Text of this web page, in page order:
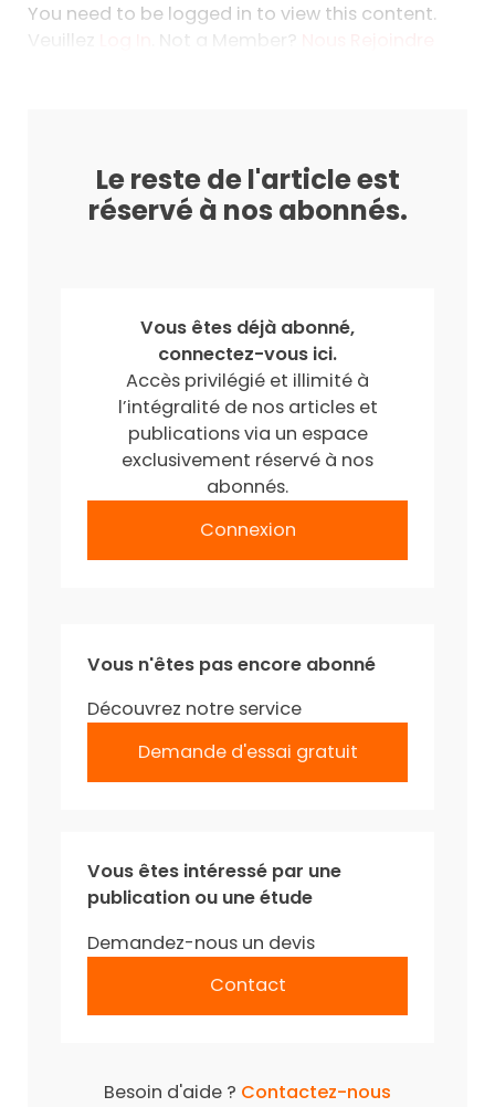
You need to be logged in to view this content.
Veuillez
. Not a Member?
Le reste de l'article est
réservé à nos abonnés.
Vous êtes déjà abonné,
connectez-vous ici.
Accès privilégié et illimité à
l’intégralité de nos articles et
publications via un espace
exclusivement réservé à nos
abonnés.
Connexion
Vous n'êtes pas encore abonné
Découvrez notre service
Demande d'essai gratuit
Vous êtes intéressé par une
publication ou une étude
Demandez-nous un devis
Contact
Besoin d'aide ? Contactez-nous